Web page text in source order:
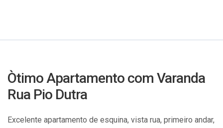
Òtimo Apartamento com Varanda
Rua Pio Dutra
Excelente apartamento de esquina, vista rua, primeiro andar,